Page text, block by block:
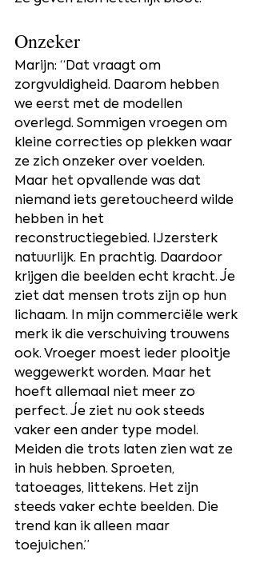
Onzeker
Marijn: “Dat vraagt om
zorgvuldigheid. Daarom hebben
we eerst met de modellen
overlegd. Sommigen vroegen om
kleine correcties op plekken waar
ze zich onzeker over voelden.
Maar het opvallende was dat
niemand iets geretoucheerd wilde
hebben in het
reconstructiegebied. IJzersterk
natuurlijk. En prachtig. Daardoor
krijgen die beelden echt kracht. Je
ziet dat mensen trots zijn op hun
lichaam. In mijn commerciële werk
merk ik die verschuiving trouwens
ook. Vroeger moest ieder plooitje
weggewerkt worden. Maar het
hoeft allemaal niet meer zo
perfect. Je ziet nu ook steeds
vaker een ander type model.
Meiden die trots laten zien wat ze
in huis hebben. Sproeten,
tatoeages, littekens. Het zijn
steeds vaker echte beelden. Die
trend kan ik alleen maar
toejuichen.”